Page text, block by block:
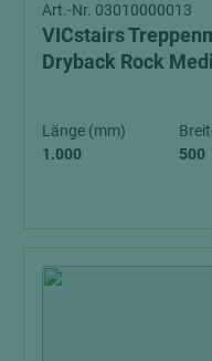
Art.-Nr. 03010000013
VICstairs
Dryback Rock
Länge (mm)
1.000
500